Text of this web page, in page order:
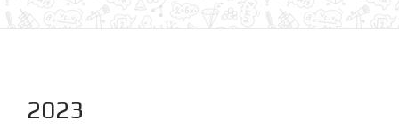
2023